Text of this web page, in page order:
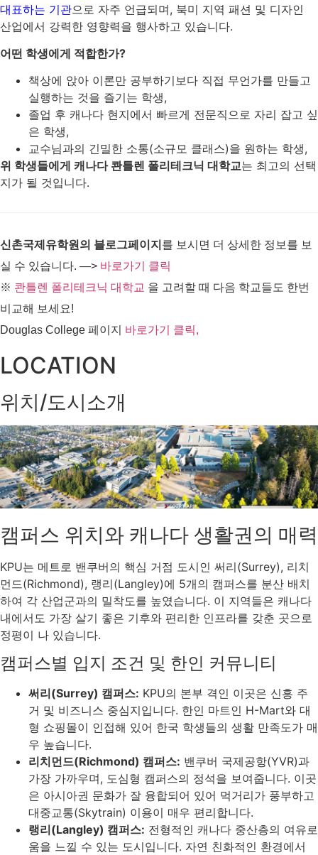
대표하는 기관으로 자주 언급되며, 북미 지역 패션 및 디자인
산업에서 강력한 영향력을 행사하고 있습니다.
어떤 학생에게 적합한가?
책상에 앉아 이론만 공부하기보다 직접 무언가를 만들고
실행하는 것을 즐기는 학생,
졸업 후 캐나다 현지에서 빠르게 전문직으로 자리 잡고 싶
은 학생,
교수님과의 긴밀한 소통(소규모 클래스)을 원하는 학생,
위 학생들에게 캐나다 콴틀렌 폴리테크닉 대학교는 최고의 선택
지가 될 것입니다.
신촌국제유학원의 블로그페이지 를 보시면 더 상세한 정보를 보
실 수 있습니다. —> 바로가기 클릭
※ 콴틀렌 폴리테크닉 대학교 을 고려할 때 다음 학교들도 한번
비교해 보세요!
Douglas College 페이지 바로가기 클릭,
LOCATION
위치/도시소개
캠퍼스 위치와 캐나다 생활권의 매력
KPU는 메트로 밴쿠버의 핵심 거점 도시인 써리(Surrey), 리치
먼드(Richmond), 랭리(Langley)에 5개의 캠퍼스를 분산 배치
하여 각 산업군과의 밀착도를 높였습니다. 이 지역들은 캐나다
내에서도 가장 살기 좋은 기후와 편리한 인프라를 갖춘 곳으로
정평이 나 있습니다.
캠퍼스별 입지 조건 및 한인 커뮤니티
써리(Surrey) 캠퍼스: KPU의 본부 격인 이곳은 신흥 주
거 및 비즈니스 중심지입니다. 한인 마트인 H-Mart와 대
형 쇼핑몰이 인접해 있어 한국 학생들의 생활 만족도가 매
우 높습니다.
리치먼드(Richmond) 캠퍼스: 밴쿠버 국제공항(YVR)과
가장 가까우며, 도심형 캠퍼스의 정석을 보여줍니다. 이곳
은 아시아권 문화가 잘 융합되어 있어 먹거리가 풍부하고
대중교통(Skytrain) 이용이 매우 편리합니다.
랭리(Langley) 캠퍼스: 전형적인 캐나다 중산층의 여유로
움을 느낄 수 있는 도시입니다. 자연 친화적인 환경에서